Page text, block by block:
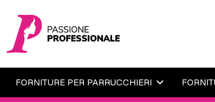
FORNITURE PER PARRUCCHIERI